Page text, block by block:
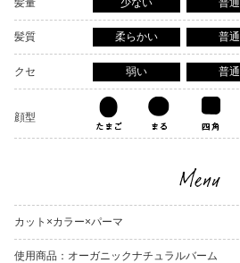
髪質 柔らかい 普通
クセ 弱い 普通
顔型
Menu
カット×カラー×パーマ
使用商品：オーガニックナチュラルバーム